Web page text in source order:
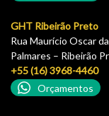
GHT Ribeirão Preto
Rua Maurício Oscar
Palmares – Ribeirão
+55 (16) 3968-4460
Orçamentos